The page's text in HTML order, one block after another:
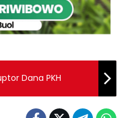
Dana PKH